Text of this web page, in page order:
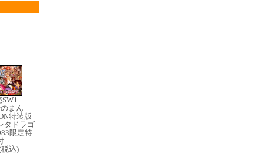
SW1
まん
特装版
タドラゴ
限定特
税込)